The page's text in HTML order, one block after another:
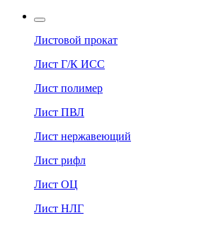
Листовой прокат
Лист Г/К ИСС
Лист полимер
Лист ПВЛ
Лист нержавеющий
Лист рифл
Лист ОЦ
Лист НЛГ